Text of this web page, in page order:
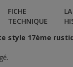
FICHE
TECHNIQUE
style 17ème